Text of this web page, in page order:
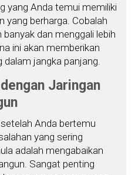
yang Anda temui memiliki
yang berharga. Cobalah
dan menggali lebih
ini akan memberikan
dalam jangka panjang.
Jaringan
Anda bertemu
yang sering
adalah mengabaikan
Sangat penting